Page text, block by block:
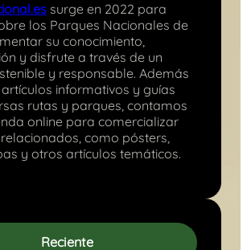
surge en 2022 para
los Parques Nacionales de
su conocimiento,
y disfrute a través de un
y responsable. Además
informativos y guías
rutas y parques, contamos
online para comercializar
como pósters,
y otros artículos temáticos.
Reciente